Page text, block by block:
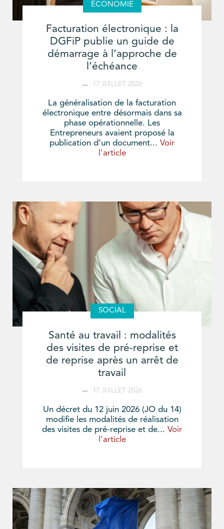
ÉCONOMIE
Facturation électronique : la
DGFiP publie un guide de
démarrage à l’approche de
l’échéance
17 JUILLET 2026
La généralisation de la facturation
électronique entre désormais dans sa
phase opérationnelle. Les
Entrepreneurs avaient proposé la
publication d’un document... Voir
l'article
SOCIAL
Santé au travail : modalités
des visites de pré-reprise et
de reprise après un arrêt de
travail
17 JUILLET 2026
Un décret du 12 juin 2026 (JO du 14)
modifie les modalités de réalisation
des visites de pré-reprise et de... Voir
l'article